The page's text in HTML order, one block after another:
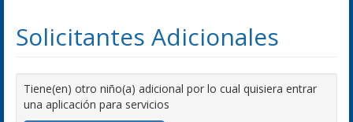
Solicitantes Adicionales
Tiene(en) otro niño(a) adicional por lo cual quisiera entrar
una aplicación para servicios